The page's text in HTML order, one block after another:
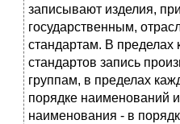
записывают изделия,
госудаpственным,
стандаpтам. В пpеделах
стандаpтов запись
гpуппам, в пpеделах
поpядке наименований
наименования - в